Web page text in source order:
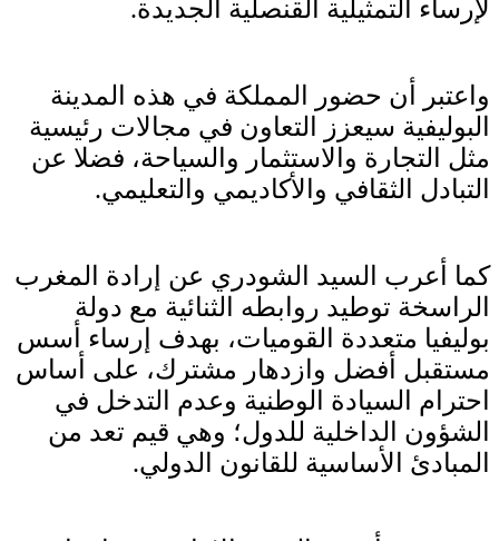
لإرساء التمثيلية القنصلية الجديدة.
واعتبر أن حضور المملكة في هذه المدينة
البوليفية سيعزز التعاون في مجالات رئيسية
مثل التجارة والاستثمار والسياحة، فضلا عن
التبادل الثقافي والأكاديمي والتعليمي.
كما أعرب السيد الشودري عن إرادة المغرب
الراسخة توطيد روابطه الثنائية مع دولة
بوليفيا متعددة القوميات، بهدف إرساء أسس
مستقبل أفضل وازدهار مشترك، على أساس
احترام السيادة الوطنية وعدم التدخل في
الشؤون الداخلية للدول؛ وهي قيم تعد من
المبادئ الأساسية للقانون الدولي.